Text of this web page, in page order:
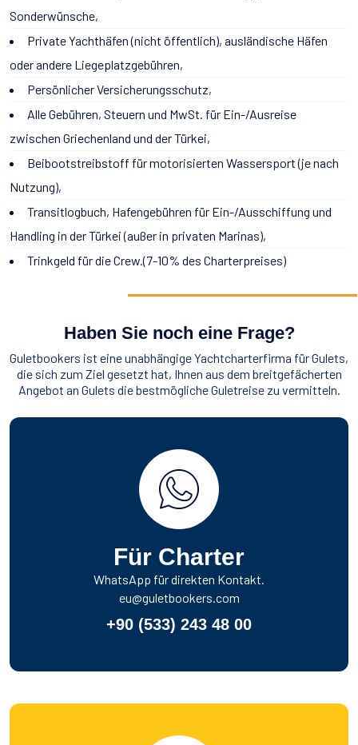
Sonderwünsche,
Private Yachthäfen (nicht öffentlich), ausländische Häfen
oder andere Liegeplatzgebühren,
Persönlicher Versicherungsschutz,
Alle Gebühren, Steuern und MwSt. für Ein-/Ausreise
zwischen Griechenland und der Türkei,
Beibootstreibstoff für motorisierten Wassersport (je nach
Nutzung),
Transitlogbuch, Hafengebühren für Ein-/Ausschiffung und
Handling in der Türkei (außer in privaten Marinas),
Trinkgeld für die Crew.(7-10% des Charterpreises)
Haben Sie noch eine Frage?
Guletbookers ist eine unabhängige Yachtcharterfirma für Gulets,
die sich zum Ziel gesetzt hat, Ihnen aus dem breitgefächerten
Angebot an Gulets die bestmögliche Guletreise zu vermitteln.
Für Charter
WhatsApp für direkten Kontakt.
eu@guletbookers.com
+90 (533) 243 48 00